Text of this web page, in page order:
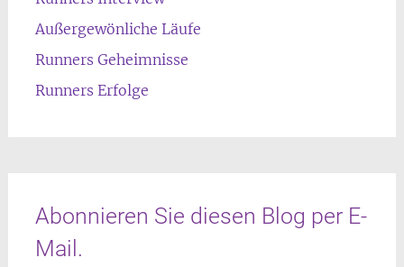
Außergewönliche Läufe
Runners Geheimnisse
Runners Erfolge
Abonnieren Sie diesen Blog per E-
Mail.